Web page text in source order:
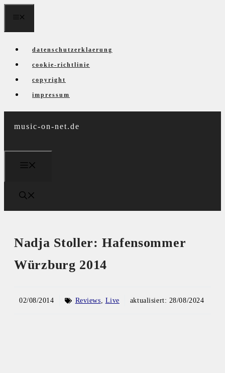
datenschutzerklaerung
cookie-richtlinie
copyright
impressum
music-on-net.de
Nadja Stoller: Hafensommer
Würzburg 2014
02/08/2014 Reviews, Live aktualisiert: 28/08/2024